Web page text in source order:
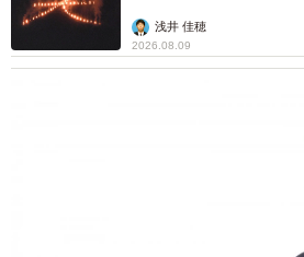
浅井 佳穂
2026.08.09